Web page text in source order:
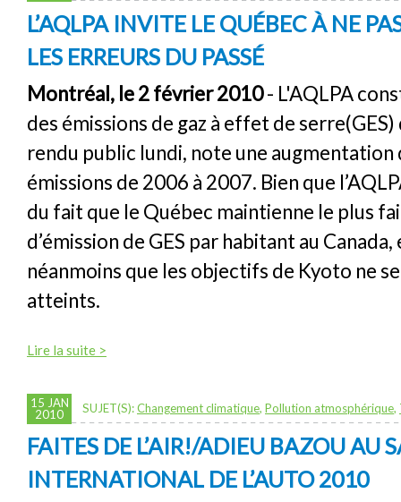
L’AQLPA INVITE LE QUÉBEC À NE
LES ERREURS DU PASSÉ
Montréal, le 2 février 2010- L'AQLPA
des émissions de gaz à effet de
rendu public lundi, note une augmentation
émissions de 2006 à 2007. Bien que
du fait que le Québec maintienne le plus
d’émission de GES par habitant au
néanmoins que les objectifs de Kyoto ne
atteints.
Lire la suite >
15 JAN
2010
SUJET(S):Changement climatique, Pollution atmosphérique,
FAITES DE L’AIR!/ADIEU BAZOU AU
INTERNATIONAL DE L’AUTO 2010